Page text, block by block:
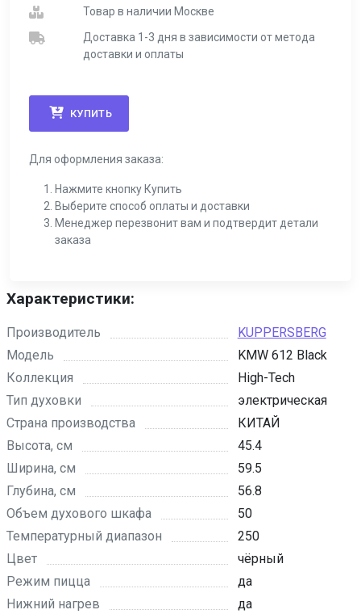
Товар в наличии Москве
Доставка 1-3 дня в зависимости от метода
доставки и оплаты
КУПИТЬ
Для оформления заказа:
Нажмите кнопку Купить
Выберите способ оплаты и доставки
Менеджер перезвонит вам и подтвердит детали
заказа
Характеристики:
Производитель
KUPPERSBERG
Модель
KMW 612 Black
Коллекция
High-Tech
Тип духовки
электрическая
Страна производства
КИТАЙ
Высота, см
45.4
Ширина, см
59.5
Глубина, см
56.8
Объем духового шкафа
50
Температурный диапазон
250
Цвет
чёрный
Режим пицца
да
Нижний нагрев
да